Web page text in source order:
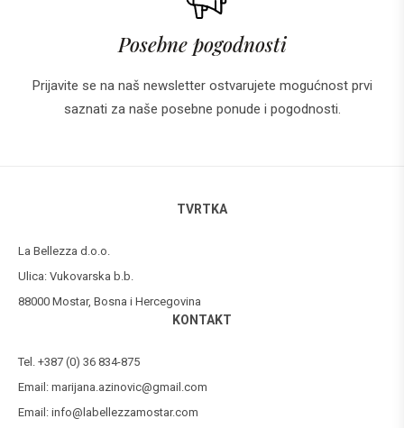
Posebne pogodnosti
Prijavite se na naš newsletter ostvarujete mogućnost prvi
saznati za naše posebne ponude i pogodnosti.
TVRTKA
La Bellezza d.o.o.
Ulica: Vukovarska b.b.
88000 Mostar, Bosna i Hercegovina
KONTAKT
Tel. +387 (0) 36 834-875
Email: marijana.azinovic@gmail.com
Email: info@labellezzamostar.com